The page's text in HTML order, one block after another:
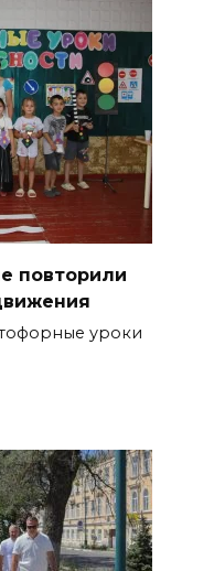
повторили
уроки